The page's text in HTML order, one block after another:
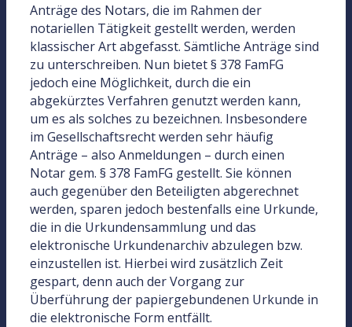
Anträge des Notars, die im Rahmen der
notariellen Tätigkeit gestellt werden, werden
klassischer Art abgefasst. Sämtliche Anträge sind
zu unterschreiben. Nun bietet § 378 FamFG
jedoch eine Möglichkeit, durch die ein
abgekürztes Verfahren genutzt werden kann,
um es als solches zu bezeichnen. Insbesondere
im Gesellschaftsrecht werden sehr häufig
Anträge – also Anmeldungen – durch einen
Notar gem. § 378 FamFG gestellt. Sie können
auch gegenüber den Beteiligten abgerechnet
werden, sparen jedoch bestenfalls eine Urkunde,
die in die Urkundensammlung und das
elektronische Urkundenarchiv abzulegen bzw.
einzustellen ist. Hierbei wird zusätzlich Zeit
gespart, denn auch der Vorgang zur
Überführung der papiergebundenen Urkunde in
die elektronische Form entfällt.